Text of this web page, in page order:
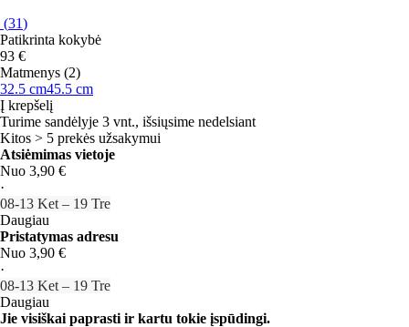
(31)
Patikrinta kokybė
93 €
Matmenys (2)
32.5 cm45.5 cm
Į krepšelį
Turime sandėlyje 3 vnt., išsiųsime nedelsiant
Kitos > 5 prekės užsakymui
Atsiėmimas vietoje
Nuo 3,90 €
·
08‑13 Ket – 19 Tre
Daugiau
Pristatymas adresu
Nuo 3,90 €
·
08‑13 Ket – 19 Tre
Daugiau
Jie visiškai paprasti ir kartu tokie įspūdingi.